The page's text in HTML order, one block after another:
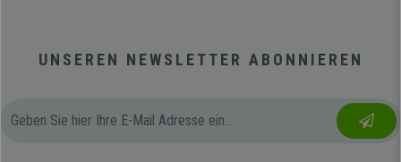
UNSEREN NEWSLETTER ABONNIEREN